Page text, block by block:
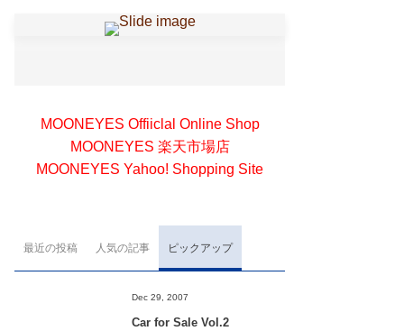
MOONEYES Offiiclal Online Shop
MOONEYES 楽天市場店
MOONEYES Yahoo! Shopping Site
最近の投稿 人気の記事 ピックアップ
Dec 29, 2007
Car for Sale Vol.2